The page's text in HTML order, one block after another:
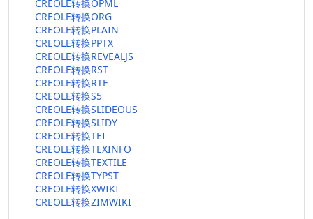
CREOLE转换OPML
CREOLE转换ORG
CREOLE转换PLAIN
CREOLE转换PPTX
CREOLE转换REVEALJS
CREOLE转换RST
CREOLE转换RTF
CREOLE转换S5
CREOLE转换SLIDEOUS
CREOLE转换SLIDY
CREOLE转换TEI
CREOLE转换TEXINFO
CREOLE转换TEXTILE
CREOLE转换TYPST
CREOLE转换XWIKI
CREOLE转换ZIMWIKI